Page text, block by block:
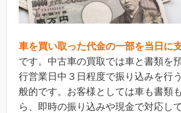
車を買い取った代金の一部を当日に
です。中古車の買取では車と書類を
行営業日中３日程度で振り込みを行
般的です。お客様としては車も書類
ら、即時の振り込みや現金で対応し